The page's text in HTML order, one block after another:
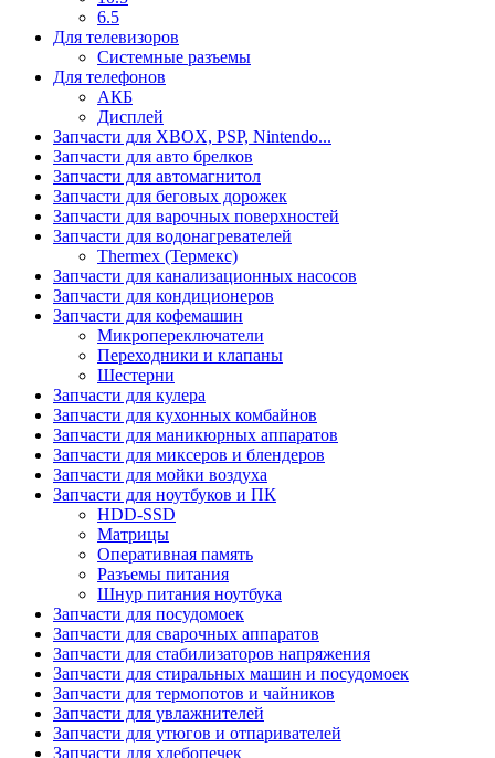
6.5
Для телевизоров
Системные разъемы
Для телефонов
АКБ
Дисплей
Запчасти для XBOX, PSP, Nintendo...
Запчасти для авто брелков
Запчасти для автомагнитол
Запчасти для беговых дорожек
Запчасти для варочных поверхностей
Запчасти для водонагревателей
Thermex (Термекс)
Запчасти для канализационных насосов
Запчасти для кондиционеров
Запчасти для кофемашин
Микропереключатели
Переходники и клапаны
Шестерни
Запчасти для кулера
Запчасти для кухонных комбайнов
Запчасти для маникюрных аппаратов
Запчасти для миксеров и блендеров
Запчасти для мойки воздуха
Запчасти для ноутбуков и ПК
HDD-SSD
Матрицы
Оперативная память
Разъемы питания
Шнур питания ноутбука
Запчасти для посудомоек
Запчасти для сварочных аппаратов
Запчасти для стабилизаторов напряжения
Запчасти для стиральных машин и посудомоек
Запчасти для термопотов и чайников
Запчасти для увлажнителей
Запчасти для утюгов и отпаривателей
Запчасти для хлебопечек